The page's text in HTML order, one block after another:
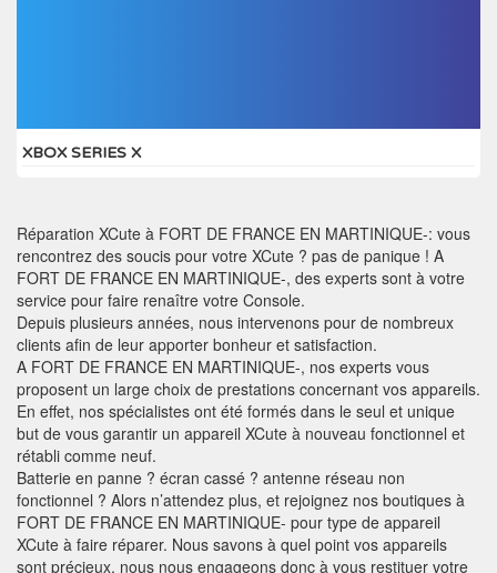
XBOX SERIES X
Réparation XCute à FORT DE FRANCE EN MARTINIQUE-: vous
rencontrez des soucis pour votre XCute ? pas de panique ! A
FORT DE FRANCE EN MARTINIQUE-, des experts sont à votre
service pour faire renaître votre Console.
Depuis plusieurs années, nous intervenons pour de nombreux
clients afin de leur apporter bonheur et satisfaction.
A FORT DE FRANCE EN MARTINIQUE-, nos experts vous
proposent un large choix de prestations concernant vos appareils.
En effet, nos spécialistes ont été formés dans le seul et unique
but de vous garantir un appareil XCute à nouveau fonctionnel et
rétabli comme neuf.
Batterie en panne ? écran cassé ? antenne réseau non
fonctionnel ? Alors n’attendez plus, et rejoignez nos boutiques à
FORT DE FRANCE EN MARTINIQUE- pour type de appareil
XCute à faire réparer. Nous savons à quel point vos appareils
sont précieux, nous nous engageons donc à vous restituer votre